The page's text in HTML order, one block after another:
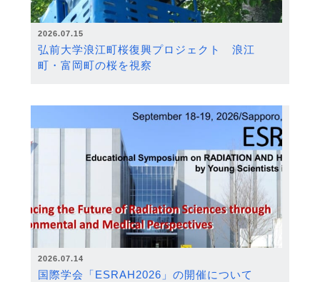
2026.07.15
弘前大学浪江町桜復興プロジェクト 浪江
町・富岡町の桜を視察
2026.07.14
国際学会「ESRAH2026」の開催について